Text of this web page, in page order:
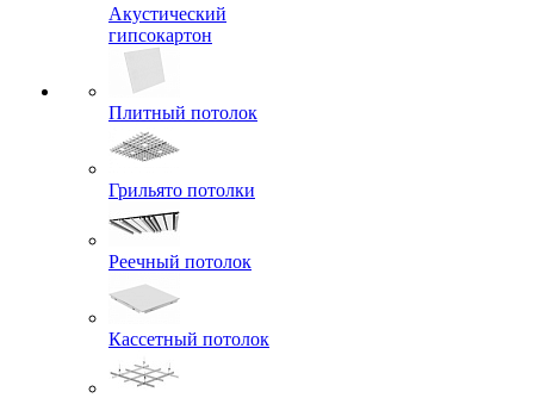
Акустический
гипсокартон
Плитный потолок
Грильято потолки
Реечный потолок
Кассетный потолок